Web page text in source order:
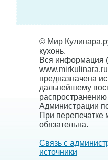
© Мир
кухонь.
Вся информация
предназначена
дальнейшему
Администрации
При перепечатке
обязательна.
Связь с
источники